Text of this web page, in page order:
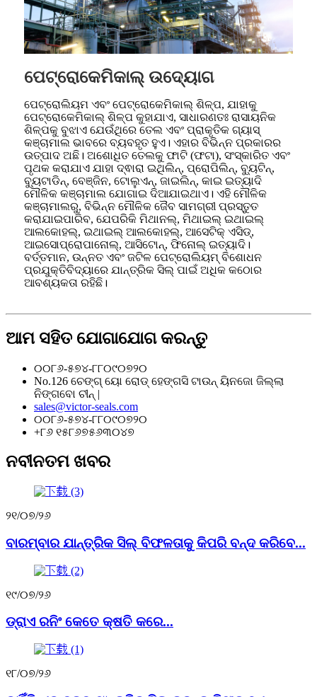
ପେଟ୍ରୋକେମିକାଲ୍ ଉଦ୍ୟୋଗ
ପେଟ୍ରୋଲିୟମ ଏବଂ ପେଟ୍ରୋକେମିକାଲ୍ ଶିଳ୍ପ, ଯାହାକୁ
ପେଟ୍ରୋକେମିକାଲ୍ ଶିଳ୍ପ କୁହାଯାଏ, ସାଧାରଣତଃ ରାସାୟନିକ
ଶିଳ୍ପକୁ ବୁଝାଏ ଯେଉଁଥିରେ ତେଲ ଏବଂ ପ୍ରାକୃତିକ ଗ୍ୟାସ୍
କଞ୍ଚାମାଲ ଭାବରେ ବ୍ୟବହୃତ ହୁଏ। ଏହାର ବିଭିନ୍ନ ପ୍ରକାରର
ଉତ୍ପାଦ ଅଛି। ଅଶୋଧିତ ତେଲକୁ ଫାଟି (ଫଟା), ସଂସ୍କାରିତ ଏବଂ
ପୃଥକ କରାଯାଏ ଯାହା ଦ୍ଵାରା ଇଥିଲିନ୍, ପ୍ରୋପିଲିନ୍, ବ୍ୟୁଟିନ୍,
ବ୍ୟୁଟାଡିନ୍, ବେଞ୍ଜିନ, ଟୋଲୁଏନ୍, ଜାଇଲିନ୍, କାଇ ଇତ୍ୟାଦି
ମୌଳିକ କଞ୍ଚାମାଲ ଯୋଗାଇ ଦିଆଯାଇଥାଏ। ଏହି ମୌଳିକ
କଞ୍ଚାମାଲରୁ, ବିଭିନ୍ନ ମୌଳିକ ଜୈବ ସାମଗ୍ରୀ ପ୍ରସ୍ତୁତ
କରାଯାଇପାରିବ, ଯେପରିକି ମିଥାନଲ୍, ମିଥାଇଲ୍ ଇଥାଇଲ୍
ଆଲକୋହଲ୍, ଇଥାଇଲ୍ ଆଲକୋହଲ୍, ଆସେଟିକ୍ ଏସିଡ୍,
ଆଇସୋପ୍ରୋପାନୋଲ୍, ଆସିଟୋନ୍, ଫିନୋଲ୍ ଇତ୍ୟାଦି।
ବର୍ତ୍ତମାନ, ଉନ୍ନତ ଏବଂ ଜଟିଳ ପେଟ୍ରୋଲିୟମ୍ ବିଶୋଧନ
ପ୍ରଯୁକ୍ତିବିଦ୍ୟାରେ ଯାନ୍ତ୍ରିକ ସିଲ୍ ପାଇଁ ଅଧିକ କଠୋର
ଆବଶ୍ୟକତା ରହିଛି।
ଆମ ସହିତ ଯୋଗାଯୋଗ କରନ୍ତୁ
୦୦୮୬-୫୭୪-୮୮୦୯୦୭୨୦
No.126 ଚେଙ୍ଗ୍ ୟୋ ରୋଡ୍ ହେଙ୍ଗସି ଟାଉନ୍ ୟିନଜୋ ଜିଲ୍ଲା
ନିଙ୍ଗବୋ ଚୀନ୍ |
sales@victor-seals.com
୦୦୮୬-୫୭୪-୮୮୦୯୦୭୨୦
+୮୬ ୧୫୮୬୭୫୬୩୦୪୭
ନବୀନତମ ଖବର
୨୧/୦୭/୨୬
ବାରମ୍ବାର ଯାନ୍ତ୍ରିକ ସିଲ୍ ବିଫଳତାକୁ କିପରି ବନ୍ଦ କରିବେ...
୧୯/୦୭/୨୬
ଡ୍ରାଏ ରନିଂ କେତେ କ୍ଷତି କରେ...
୧୮/୦୭/୨୬